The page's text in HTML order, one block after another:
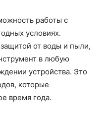
работы с
условиях.
от воды и пыли,
в любую
устройства. Это
которые
время года.